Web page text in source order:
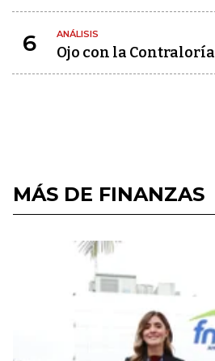
6 ANÁLISIS
Ojo con la Contraloría
MÁS DE FINANZAS